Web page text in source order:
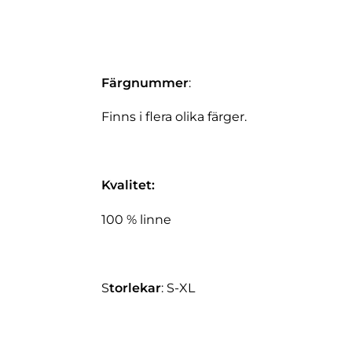
Färgnummer:
Finns i flera olika färger.
Kvalitet:
100 % linne
Storlekar: S-XL